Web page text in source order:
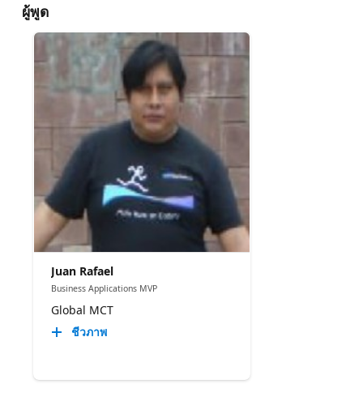
ผู้พูด
Juan Rafael
Business Applications MVP
Global MCT
ชีวภาพ